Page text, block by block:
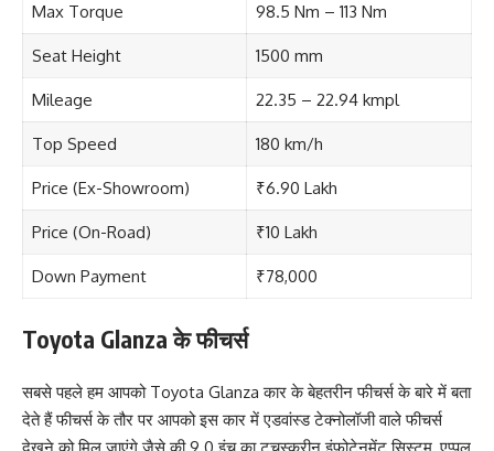
Max Torque 98.5 Nm – 113 Nm
Seat Height 1500 mm
Mileage 22.35 – 22.94 kmpl
Top Speed 180 km/h
Price (Ex-Showroom) ₹6.90 Lakh
Price (On-Road) ₹10 Lakh
Down Payment ₹78,000
Toyota Glanza के फीचर्स
सबसे पहले हम आपको Toyota Glanza कार के बेहतरीन फीचर्स के बारे में बता
देते हैं फीचर्स के तौर पर आपको इस कार में एडवांस्ड टेक्नोलॉजी वाले फीचर्स